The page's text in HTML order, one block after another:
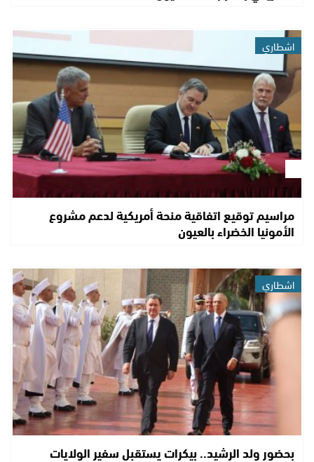
اشطاري
مراسيم توقيع اتفاقية منحة أمريكية لدعم مشروع
الأمونيا الخضراء بالعيون
اشطاري
بحضور ولد الرشيد.. بيكرات يستقبل سفير الولايات